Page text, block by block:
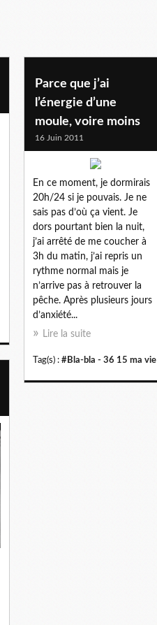
Parce que j’ai
l’énergie d’une
moule, voire moins
16 Juin 2011
En ce moment, je dormirais
20h/24 si je pouvais. Je ne
sais pas d’où ça vient. Je
dors pourtant bien la nuit,
j’ai arrêté de me coucher à
3h du matin, j’ai repris un
rythme normal mais je
n’arrive pas à retrouver la
pêche. Après plusieurs jours
d’anxiété...
Lire la suite
Tag(s) : #Bla-bla - 36 15 ma vie